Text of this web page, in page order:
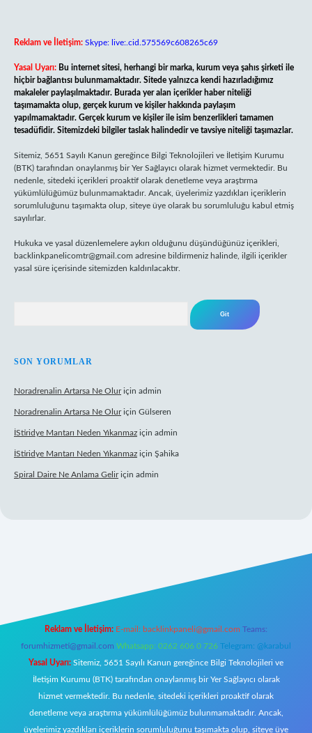
Reklam ve İletişim: Skype: live:.cid.575569c608265c69
Yasal Uyarı: Bu internet sitesi, herhangi bir marka, kurum veya şahıs şirketi ile
hiçbir bağlantısı bulunmamaktadır. Sitede yalnızca kendi hazırladığımız
makaleler paylaşılmaktadır. Burada yer alan içerikler haber niteliği
taşımamakta olup, gerçek kurum ve kişiler hakkında paylaşım
yapılmamaktadır. Gerçek kurum ve kişiler ile isim benzerlikleri tamamen
tesadüfidir. Sitemizdeki bilgiler taslak halindedir ve tavsiye niteliği taşımazlar.
Sitemiz, 5651 Sayılı Kanun gereğince Bilgi Teknolojileri ve İletişim Kurumu
(BTK) tarafından onaylanmış bir Yer Sağlayıcı olarak hizmet vermektedir. Bu
nedenle, sitedeki içerikleri proaktif olarak denetleme veya araştırma
yükümlülüğümüz bulunmamaktadır. Ancak, üyelerimiz yazdıkları içeriklerin
sorumluluğunu taşımakta olup, siteye üye olarak bu sorumluluğu kabul etmiş
sayılırlar.
Hukuka ve yasal düzenlemelere aykırı olduğunu düşündüğünüz içerikleri,
backlinkpanelicomtr@gmail.com adresine bildirmeniz halinde, ilgili içerikler
yasal süre içerisinde sitemizden kaldırılacaktır.
SON YORUMLAR
Noradrenalin Artarsa Ne Oluriçin admin
Noradrenalin Artarsa Ne Oluriçin Gülseren
İStiridye Mantarı Neden Yıkanmaz için admin
İStiridye Mantarı Neden Yıkanmaz için Şahika
Spiral Daire Ne Anlama Geliriçin admin
Reklam ve İletişim: E-mail: backlinkpaneli@gmail.com Teams:
forumhizmeti@gmail.com Whatsapp: 0262 606 0 726 Telegram: @karabul
Yasal Uyarı: Sitemiz, 5651 Sayılı Kanun gereğince Bilgi Teknolojileri ve
İletişim Kurumu (BTK) tarafından onaylanmış bir Yer Sağlayıcı olarak
hizmet vermektedir. Bu nedenle, sitedeki içerikleri proaktif olarak
denetleme veya araştırma yükümlülüğümüz bulunmamaktadır. Ancak,
üyelerimiz yazdıkları içeriklerin sorumluluğunu taşımakta olup, siteye üye